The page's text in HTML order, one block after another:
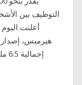
هيرميس،